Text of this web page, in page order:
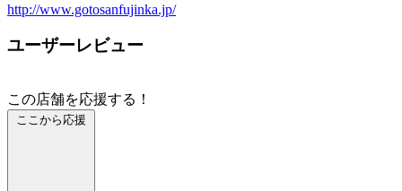
http://www.gotosanfujinka.jp/
ユーザーレビュー
この店舗を応援する！
ここから応援